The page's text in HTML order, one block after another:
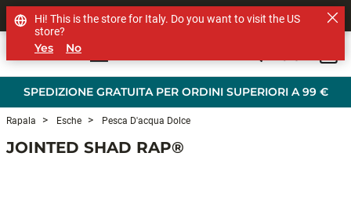
SPEDIZIONE GRATUITA PER ORDINI SUPERIORI A 99 €
SHOP OTHER BRANDS
Rapala Esche Pesca D'acqua Dolce
JOINTED SHAD RAP®
Hi! This is the store for Italy. Do you want to visit the US
store?
Yes No